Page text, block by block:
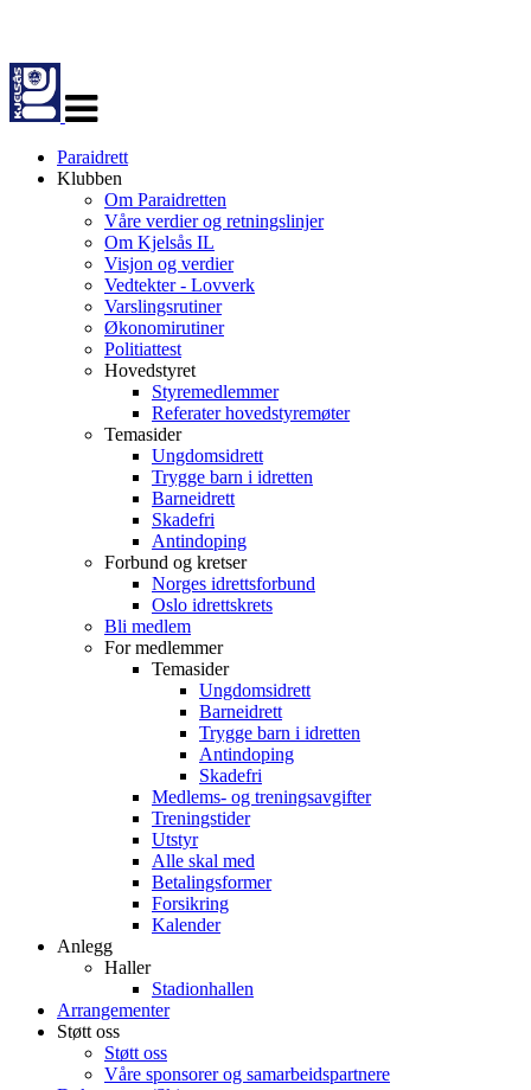
navigasjon
Paraidrett
Klubben
Om Paraidretten
Våre verdier og retningslinjer
Om Kjelsås IL
Visjon og verdier
Vedtekter - Lovverk
Varslingsrutiner
Økonomirutiner
Politiattest
Hovedstyret
Styremedlemmer
Referater hovedstyremøter
Temasider
Ungdomsidrett
Trygge barn i idretten
Barneidrett
Skadefri
Antindoping
Forbund og kretser
Norges idrettsforbund
Oslo idrettskrets
Bli medlem
For medlemmer
Temasider
Ungdomsidrett
Barneidrett
Trygge barn i idretten
Antindoping
Skadefri
Medlems- og treningsavgifter
Treningstider
Utstyr
Alle skal med
Betalingsformer
Forsikring
Kalender
Anlegg
Haller
Stadionhallen
Arrangementer
Støtt oss
Støtt oss
Våre sponsorer og samarbeidspartnere